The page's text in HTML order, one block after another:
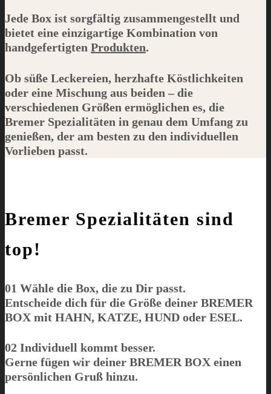
Jede Box ist sorgfältig zusammengestellt und
bietet eine einzigartige Kombination von
handgefertigten Produkten.
Ob süße Leckereien, herzhafte Köstlichkeiten
oder eine Mischung aus beiden – die
verschiedenen Größen ermöglichen es, die
Bremer Spezialitäten in genau dem Umfang zu
genießen, der am besten zu den individuellen
Vorlieben passt.
Bremer Spezialitäten sind
top!
01 Wähle die Box, die zu Dir passt.
Entscheide dich für die Größe deiner BREMER
BOX mit HAHN, KATZE, HUND oder ESEL.
02 Individuell kommt besser.
Gerne fügen wir deiner BREMER BOX einen
persönlichen Gruß hinzu.